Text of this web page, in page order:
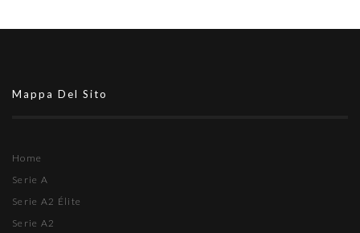
Mappa Del Sito
Home
Serie A
Serie A2 Élite
Serie A2